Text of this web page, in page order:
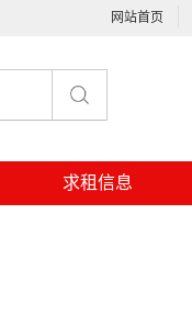
网站首页
求租信息